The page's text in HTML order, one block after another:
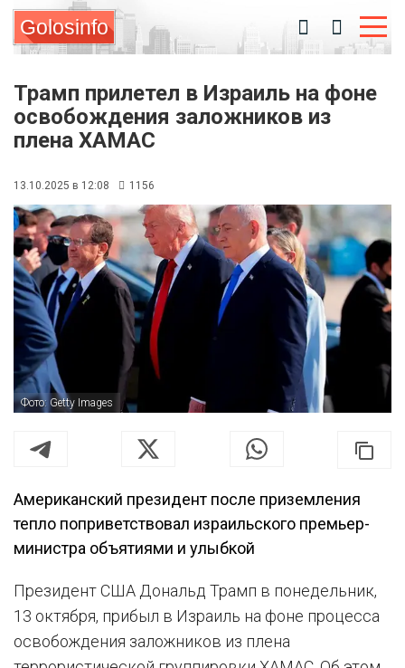
Golosinfo
Трамп прилетел в Израиль на фоне
освобождения заложников из
плена ХАМАС
13.10.2025 в 12:08 1156
Фото: Getty Images
Американский президент после приземления
тепло поприветствовал израильского премьер-
министра объятиями и улыбкой
Президент США Дональд Трамп в понедельник,
13 октября, прибыл в Израиль на фоне процесса
освобождения заложников из плена